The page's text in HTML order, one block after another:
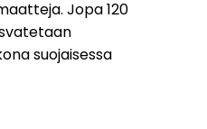
Jopa 120
suojaisessa